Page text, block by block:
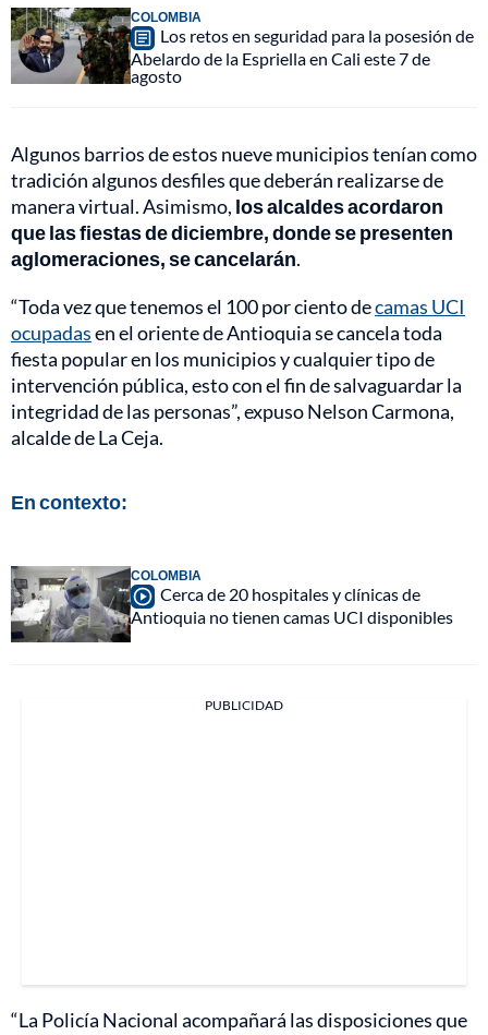
COLOMBIA
Los retos en seguridad para la posesión de
Abelardo de la Espriella en Cali este 7 de
agosto
Algunos barrios de estos nueve municipios tenían como
tradición algunos desfiles que deberán realizarse de
manera virtual. Asimismo, los alcaldes acordaron
que las fiestas de diciembre, donde se presenten
aglomeraciones, se cancelarán.
“Toda vez que tenemos el 100 por ciento decamas UCI
ocupadasen el oriente de Antioquia se cancela toda
fiesta popular en los municipios y cualquier tipo de
intervención pública, esto con el fin de salvaguardar la
integridad de las personas”, expuso Nelson Carmona,
alcalde de La Ceja.
En contexto:
COLOMBIA
Cerca de 20 hospitales y clínicas de
Antioquia no tienen camas UCI disponibles
PUBLICIDAD
“La Policía Nacional acompañará las disposiciones que